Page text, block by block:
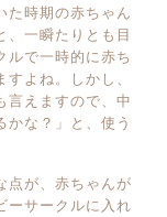
た時期の赤ちゃん
、一瞬たりとも目
ルで一時的に赤ち
よね。しかし、
言えますので、中
かな？」と、使う
点が、赤ちゃんが
ーサークルに入れ